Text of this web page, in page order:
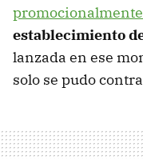
promocionalmente
establecimiento
lanzada en ese
solo se pudo